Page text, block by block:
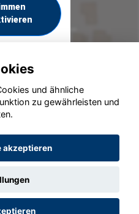
GmbH 2020 - 2026
und ähnliche
zu gewährleisten und
akzeptieren